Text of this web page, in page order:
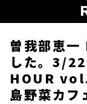
曽我部恵
した。3/
HOUR
島野菜カフ